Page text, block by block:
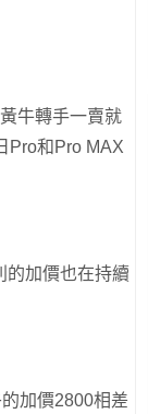
牛轉手一賣就
Pro和Pro MAX
的加價也在持續
加價2800相差